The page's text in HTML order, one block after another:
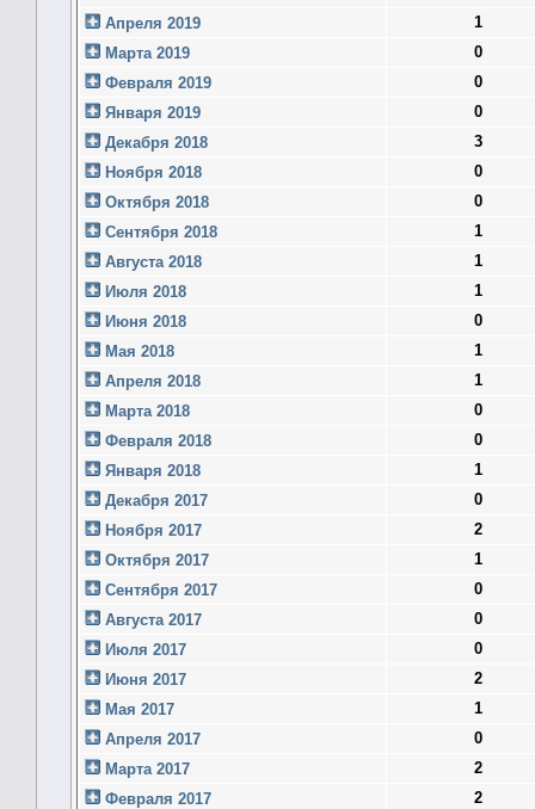
Апреля 2019
1
Марта 2019
0
Февраля 2019
0
Января 2019
0
Декабря 2018
3
Ноября 2018
0
Октября 2018
0
Сентября 2018
1
Августа 2018
1
Июля 2018
1
Июня 2018
0
Мая 2018
1
Апреля 2018
1
Марта 2018
0
Февраля 2018
0
Января 2018
1
Декабря 2017
0
Ноября 2017
2
Октября 2017
1
Сентября 2017
0
Августа 2017
0
Июля 2017
0
Июня 2017
2
Мая 2017
1
Апреля 2017
0
Марта 2017
2
Февраля 2017
2